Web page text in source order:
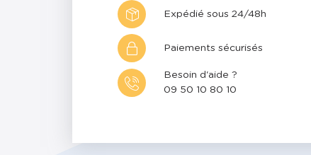
Expédié sous 24/48h
Paiements sécurisés
Besoin d'aide ?
09 50 10 80 10